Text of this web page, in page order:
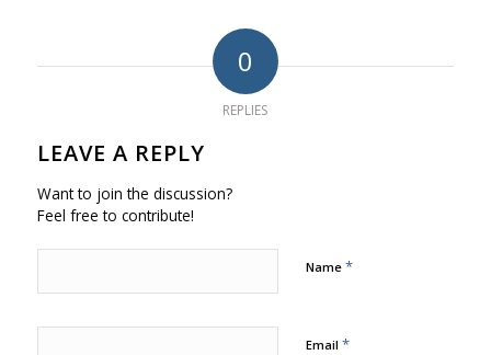
0
REPLIES
LEAVE A REPLY
Want to join the discussion?
Feel free to contribute!
Name *
Email *